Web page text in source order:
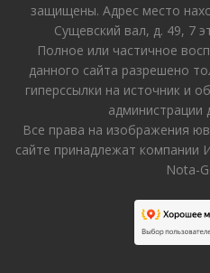
защищены. Адрес место
Сущевский вал, д. 49, 7
Полное или частичное
данного сайта разрешено
гиперссылки на источник и
администрации
Все права на изображения
сайте принадлежат компании
Nota-